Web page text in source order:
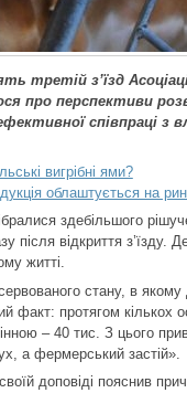
третій з’їзд
про перспективи
співпраці
вигрібні ями?
облаштується на
здебільшого
відкриття з’їзду.
житті.
стану, в
протягом кількох
– 40 тис. З цього
а фермерський застій».
доповіді пояснив